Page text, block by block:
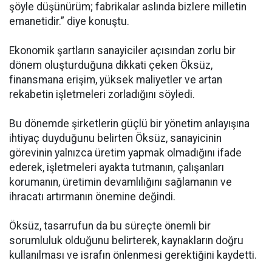
şöyle düşünürüm; fabrikalar aslında bizlere milletin
emanetidir.” diye konuştu.
Ekonomik şartların sanayiciler açısından zorlu bir
dönem oluşturduğuna dikkati çeken Öksüz,
finansmana erişim, yüksek maliyetler ve artan
rekabetin işletmeleri zorladığını söyledi.
Bu dönemde şirketlerin güçlü bir yönetim anlayışına
ihtiyaç duyduğunu belirten Öksüz, sanayicinin
görevinin yalnızca üretim yapmak olmadığını ifade
ederek, işletmeleri ayakta tutmanın, çalışanları
korumanın, üretimin devamlılığını sağlamanın ve
ihracatı artırmanın önemine değindi.
Öksüz, tasarrufun da bu süreçte önemli bir
sorumluluk olduğunu belirterek, kaynakların doğru
kullanılması ve israfın önlenmesi gerektiğini kaydetti.